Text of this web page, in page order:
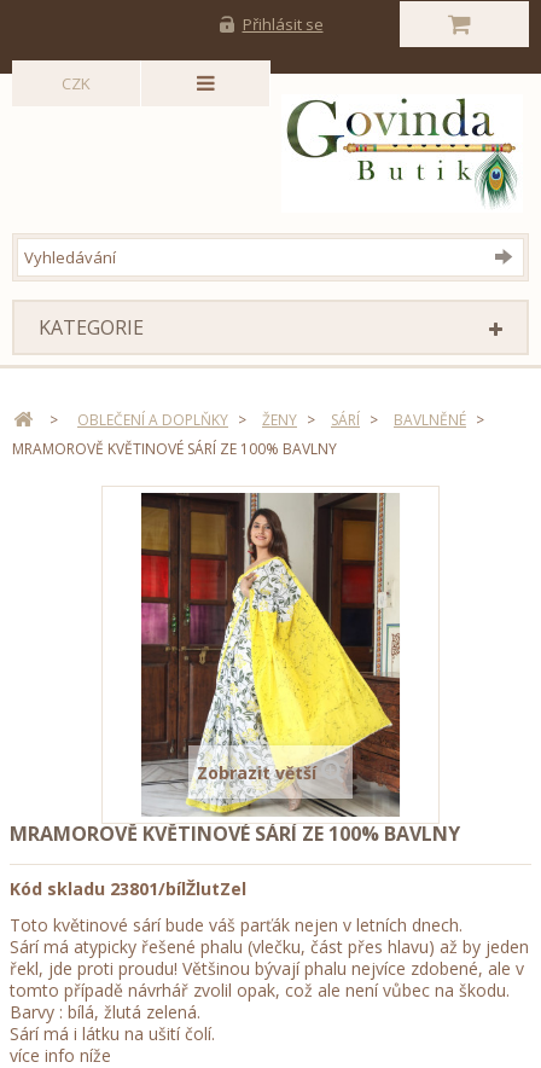
Přihlásit se
CZK
KATEGORIE
> OBLEČENÍ A DOPLŇKY > ŽENY > SÁRÍ > BAVLNĚNÉ >
MRAMOROVĚ KVĚTINOVÉ SÁRÍ ZE 100% BAVLNY
Zobrazit větší
MRAMOROVĚ KVĚTINOVÉ SÁRÍ ZE 100% BAVLNY
Kód skladu 23801/bílŽlutZel
Toto květinové sárí bude váš parťák nejen v letních dnech.
Sárí má atypicky řešené phalu (vlečku, část přes hlavu) až by jeden
řekl, jde proti proudu! Většinou bývají phalu nejvíce zdobené, ale v
tomto případě návrhář zvolil opak, což ale není vůbec na škodu.
Barvy : bílá, žlutá zelená.
Sárí má i látku na ušití čolí.
více info níže